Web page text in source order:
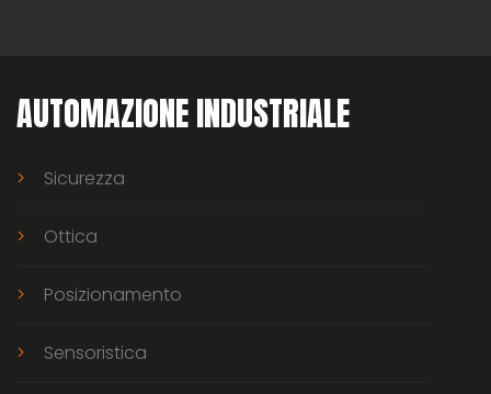
AUTOMAZIONE INDUSTRIALE
Sicurezza
Ottica
Posizionamento
Sensoristica